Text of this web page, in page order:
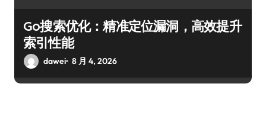
Go搜索优化：精准定位漏洞，高效提升
索引性能
dawei 8 月 4, 2026